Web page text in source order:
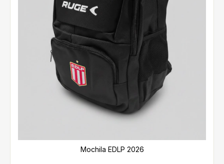
Mochila EDLP 2026